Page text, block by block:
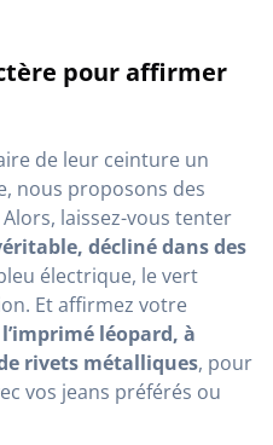
pour affirmer
de leur ceinture un
nous proposons des
laissez-vous tenter
décliné dans des
électrique, le vert
Et affirmez votre
léopard, à
rivets métalliques, pour
vos jeans préférés ou